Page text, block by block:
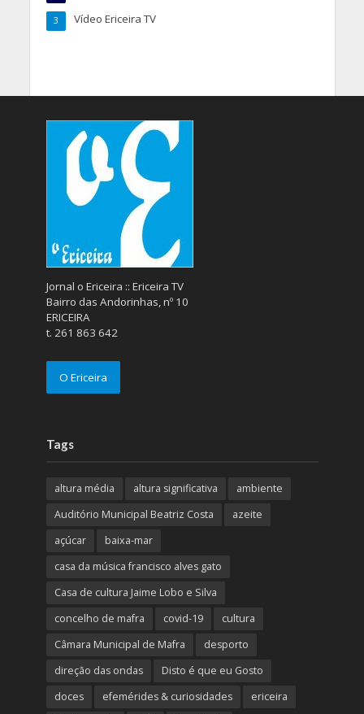
Vídeo Ericeira TV
3
Jornal o Ericeira :: Ericeira TV
Bairro das Andorinhas, nº 10
ERICEIRA
t. 261 863 642
O Ericeira
Tags
altura média altura significativa
ambiente
Auditório Municipal Beatriz Costa
azeite
açúcar
baixa-mar
casa da música francisco alves gato
Casa de cultura Jaime Lobo e Silva
concelho de mafra
covid-19
cultura
Câmara Municipal de Mafra
desporto
direção das ondas
Disto é que eu Gosto
doces
efemérides & curiosidades
ericeira